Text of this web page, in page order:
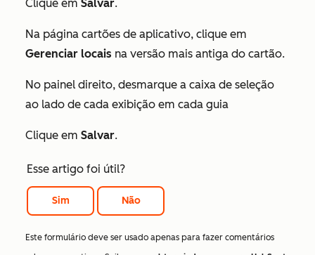
Clique em Salvar.
Na página cartões de aplicativo, clique em
Gerenciar locais na versão mais antiga do cartão.
No painel direito, desmarque a caixa de seleção
ao lado de cada exibição em cada guia
Clique em Salvar.
Esse artigo foi útil?
Sim Não
Este formulário deve ser usado apenas para fazer comentários